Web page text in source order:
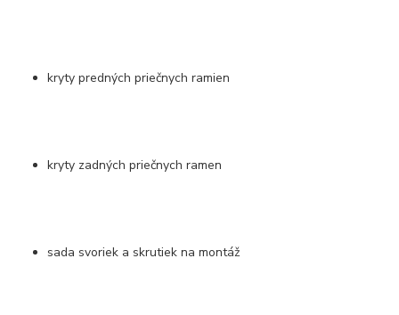
kryty predných priečnych ramien
kryty zadných priečnych ramen
sada svoriek a skrutiek na montáž